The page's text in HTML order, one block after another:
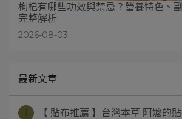
枸杞有哪些功效與禁忌？營養特色、
完整解析
2026-08-03
最新文章
【 貼布推薦 】台灣本草 阿嬤的